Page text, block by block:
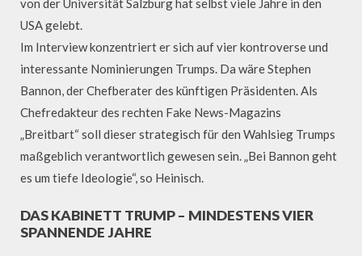
USA gelebt.
Im Interview konzentriert er sich auf vier kontroverse und
interessante Nominierungen Trumps. Da wäre Stephen
Bannon, der Chefberater des künftigen Präsidenten. Als
Chefredakteur des rechten Fake News-Magazins
„Breitbart“ soll dieser strategisch für den Wahlsieg Trumps
maßgeblich verantwortlich gewesen sein. „Bei Bannon geht
es um tiefe Ideologie“, so Heinisch.
DAS KABINETT TRUMP – MINDESTENS VIER
SPANNENDE JAHRE